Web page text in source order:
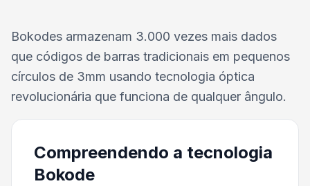
Bokodes armazenam 3.000 vezes mais dados
que códigos de barras tradicionais em pequenos
círculos de 3mm usando tecnologia óptica
revolucionária que funciona de qualquer ângulo.
Compreendendo a tecnologia
Bokode